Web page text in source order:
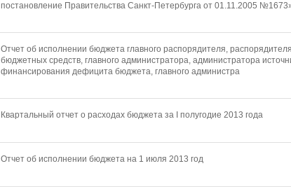
постановление Правительства Санкт-Петербурга от 01.11.2005
Отчет об исполнении бюджета главного распорядителя,
бюджетных средств, главного администратора, администратора
финансирования дефицита бюджета, главного администра
Квартальный отчет о расходах бюджета за I полугодие 2013 года
Отчет об исполнении бюджета на 1 июля 2013 год